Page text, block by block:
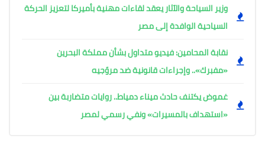
وزير السياحة والآثار يعقد لقاءات مهنية بأميركا لتعزيز الحركة
السياحية الوافدة إلى مصر
نقابة المحامين: فيديو متداول بشأن مملكة البحرين
«مفبرك».. وإجراءات قانونية ضد مروّجيه
غموض يكتنف حادث ميناء دمياط.. روايات متضاربة بين
«استهداف بالمسيرات» ونفي رسمي لمصر